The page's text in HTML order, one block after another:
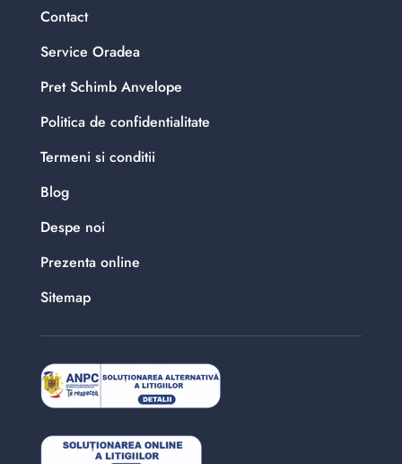
Contact
Service Oradea
Pret Schimb Anvelope
Politica de confidentialitate
Termeni si conditii
Blog
Despe noi
Prezenta online
Sitemap